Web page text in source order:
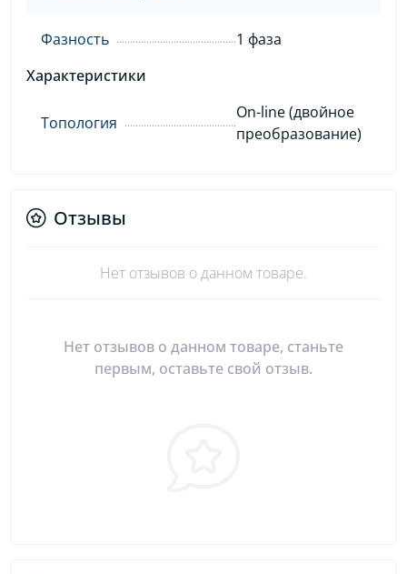
Фазность
1 фаза
Характеристики
Топология
On-line (двойное
преобразование)
Отзывы
Нет отзывов о данном товаре.
Нет отзывов о данном товаре, станьте
первым, оставьте свой отзыв.